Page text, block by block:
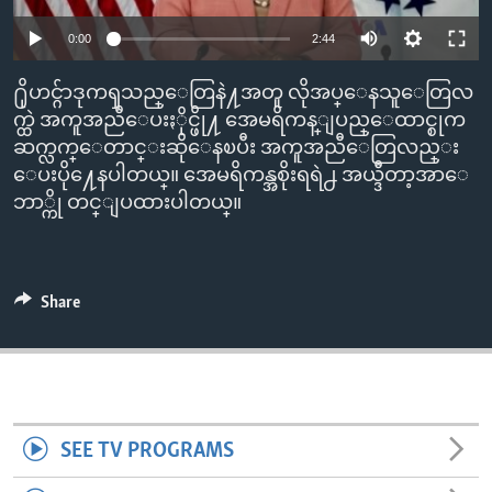
ENVIRONMENT AND HEALTH
IDEALS AND INSTITUTIONS
0:00 2:44
႐ိုဟင္ဂ်ာဒုကၡသည္ေတြနဲ႔အတူ လိုအပ္ေနသူေတြလ
က္ထဲ အကူအညီေပးႏိုင္ဖို႔ အေမရိကန္ျပည္ေထာင္စုက
ဆက္လက္ေတာင္းဆိုေနၿပီး အကူအညီေတြလည္း
ေပးပို႔ေနပါတယ္။ အေမရိကန္အစိုးရရဲ႕ အယ္ဒီတာ့အာေ
ဘာ္ကို တင္ျပထားပါတယ္။
Share
SEE TV PROGRAMS